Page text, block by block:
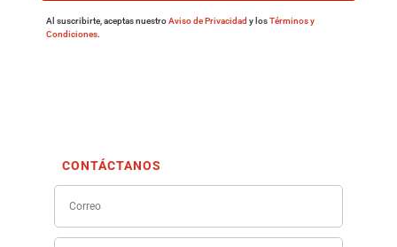
Al suscribirte, aceptas nuestroAviso de Privacidad y losTérminos y
Condiciones.
CONTÁCTANOS